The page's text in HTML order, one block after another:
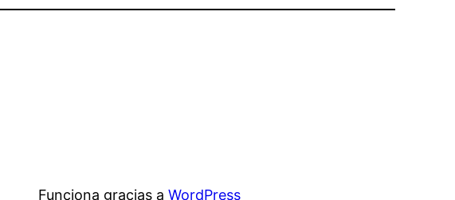
Funciona gracias aWordPress